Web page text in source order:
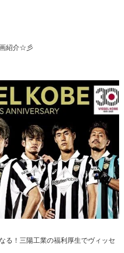
紹介☆彡
る！三陽工業の福利厚生でヴィッセ